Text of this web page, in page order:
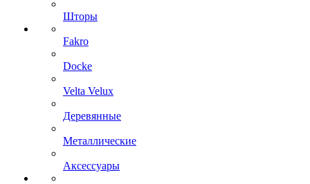
Шторы
Fakro
Docke
Velta Velux
Деревянные
Металлические
Аксессуары